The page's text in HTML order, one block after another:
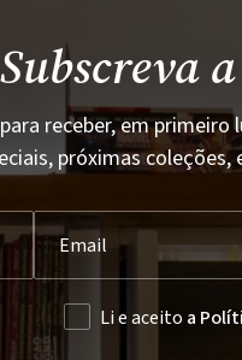
Subscreva
receber, em
próximas
Li e aceito a